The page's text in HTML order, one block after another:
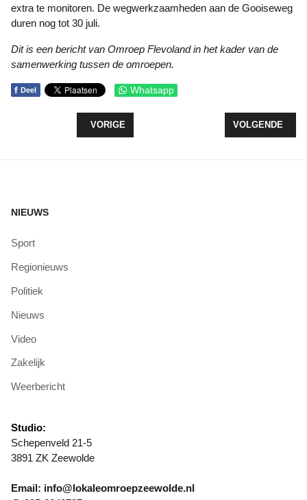
extra te monitoren. De wegwerkzaamheden aan de Gooiseweg
duren nog tot 30 juli.
Dit is een bericht van Omroep Flevoland in het kader van de
samenwerking tussen de omroepen.
f Deel Whatsapp
VORIG ARTIKEL: KERKKLOK ZEEWOLDE OP HOL
VORIGE VOLGENDE
VOLGENDE
NIEUWS
Sport
Regionieuws
Politiek
Nieuws
Video
Zakelijk
Weerbericht
Studio:
Schepenveld 21-5
3891 ZK Zeewolde
Email: info@lokaleomroepzeewolde.nl